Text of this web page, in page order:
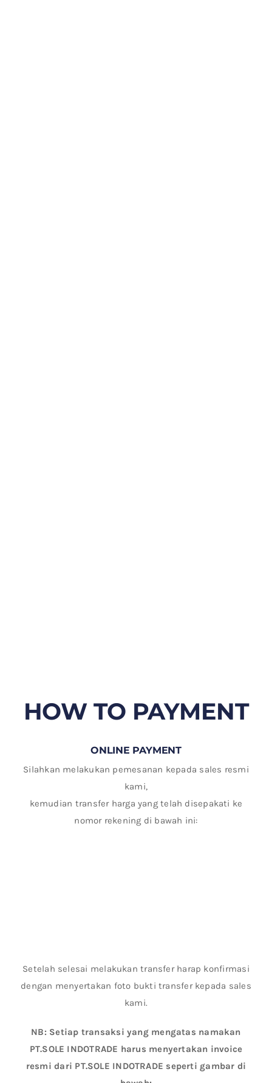
HOW TO PAYMENT
ONLINE PAYMENT
Silahkan melakukan pemesanan kepada sales resmi
kami,
kemudian transfer harga yang telah disepakati ke
nomor rekening di bawah ini:
Setelah selesai melakukan transfer harap konfirmasi
dengan menyertakan foto bukti transfer kepada sales
kami.
NB: Setiap transaksi yang mengatas namakan
PT.SOLE INDOTRADE harus menyertakan invoice
resmi dari PT.SOLE INDOTRADE seperti gambar di